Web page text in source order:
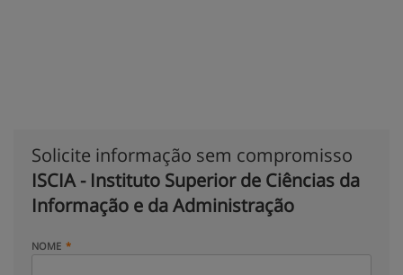
Solicite informação sem compromisso
ISCIA - Instituto Superior de Ciências da
Informação e da Administração
NOME